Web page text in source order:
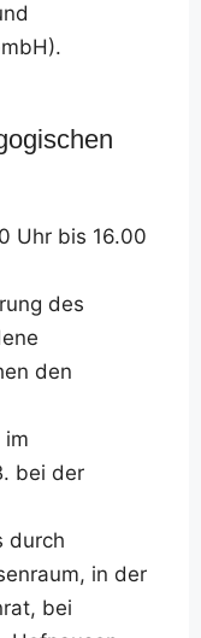
Uhr bis 16.00
des
den
im
bei der
durch
in der
bei